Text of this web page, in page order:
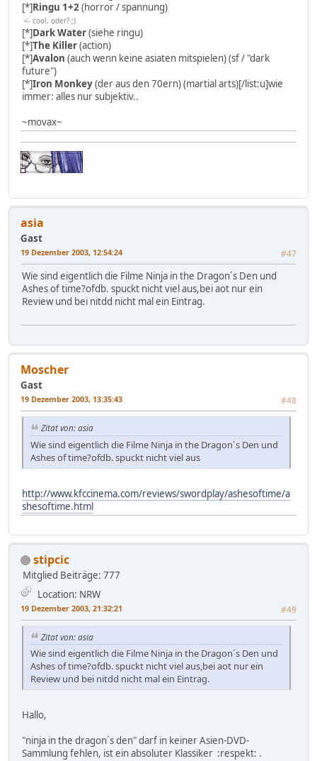
[*]Ringu 1+2(horror / spannung)
<- cool, oder? ;)
[*]Dark Water(siehe ringu)
[*]The Killer(action)
[*]Avalon (auch wenn keine asiaten mitspielen) (sf / "dark
future")
[*]Iron Monkey(der aus den 70ern) (martial arts)[/list:u]wie
immer: alles nur subjektiv..
~movax~
asia
Gast
19 Dezember 2003, 12:54:24 #47
Wie sind eigentlich die Filme Ninja in the Dragon´s Den und
Ashes of time?ofdb. spuckt nicht viel aus,bei aot nur ein
Review und bei nitdd nicht mal ein Eintrag.
Moscher
Gast
19 Dezember 2003, 13:35:43 #48
Zitat von: asia
Wie sind eigentlich die Filme Ninja in the Dragon´s Den und
Ashes of time?ofdb. spuckt nicht viel aus
http://www.kfccinema.com/reviews/swordplay/ashesoftime/a
shesoftime.html
stipcic
Mitglied Beiträge: 777
Location: NRW
19 Dezember 2003, 21:32:21 #49
Zitat von: asia
Wie sind eigentlich die Filme Ninja in the Dragon´s Den und
Ashes of time?ofdb. spuckt nicht viel aus,bei aot nur ein
Review und bei nitdd nicht mal ein Eintrag.
Hallo,
"ninja in the dragon`s den" darf in keiner Asien-DVD-
Sammlung fehlen, ist ein absoluter Klassiker :respekt: .